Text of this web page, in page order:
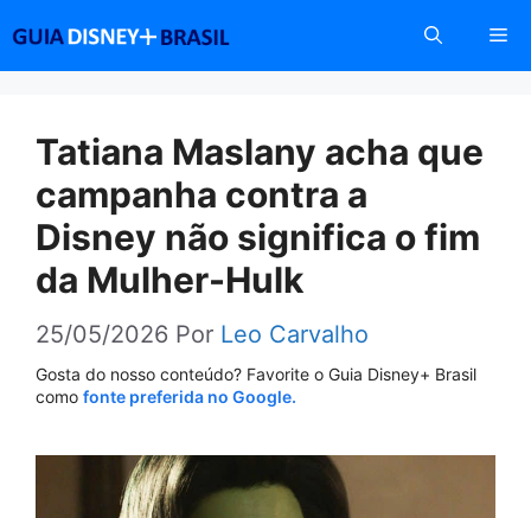
conteúdo
Tatiana Maslany acha que
campanha contra a
Disney não significa o fim
da Mulher-Hulk
25/05/2026 Por Leo Carvalho
Gosta do nosso conteúdo? Favorite o Guia Disney+ Brasil
como fonte preferida no Google.